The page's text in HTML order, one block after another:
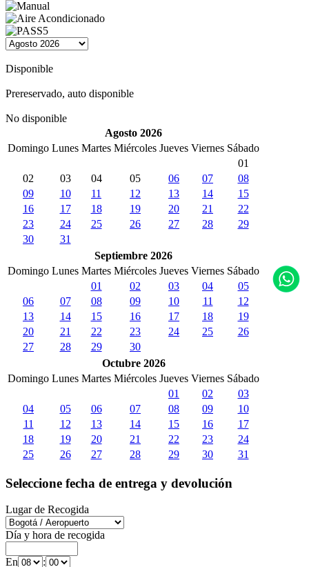
Disponible
Prereservado, auto disponible
No disponible
Agosto 2026
Domingo Lunes Martes Miércoles Jueves Viernes Sábado
01
02
03 04 05 06 07
08
09
10 11 12 13 14
15
16
17 18 19 20 21
22
23
24 25 26 27 28
29
30
31
Septiembre 2026
Domingo Lunes Martes Miércoles Jueves Viernes Sábado
01
02 03 04
05
06
07 08 09 10 11
12
13
14 15 16 17 18
19
20
21 22 23 24 25
26
27
28 29
30
Octubre 2026
Domingo Lunes Martes Miércoles Jueves Viernes Sábado
01
02
03
04
05 06 07 08 09
10
11
12 13 14 15 16
17
18
19 20 21 22 23
24
25
26 27 28 29 30 31
Seleccione fecha de entrega y devolución
Lugar de Recogida
Día y hora de recogida
En
: